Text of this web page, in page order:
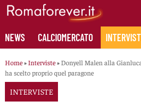
Skip
content
NEWS CALCIOMERCATO
Home»Interviste» Donyell Malen alla
ha scelto proprio quel paragone
INTERVISTE